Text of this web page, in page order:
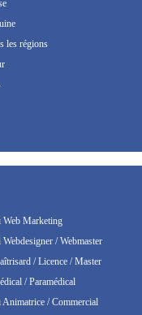
les régions
Web Marketing
Webdesigner / Webmaster
/ Licence / Master
/ Paramédical
Animatrice / Commercial